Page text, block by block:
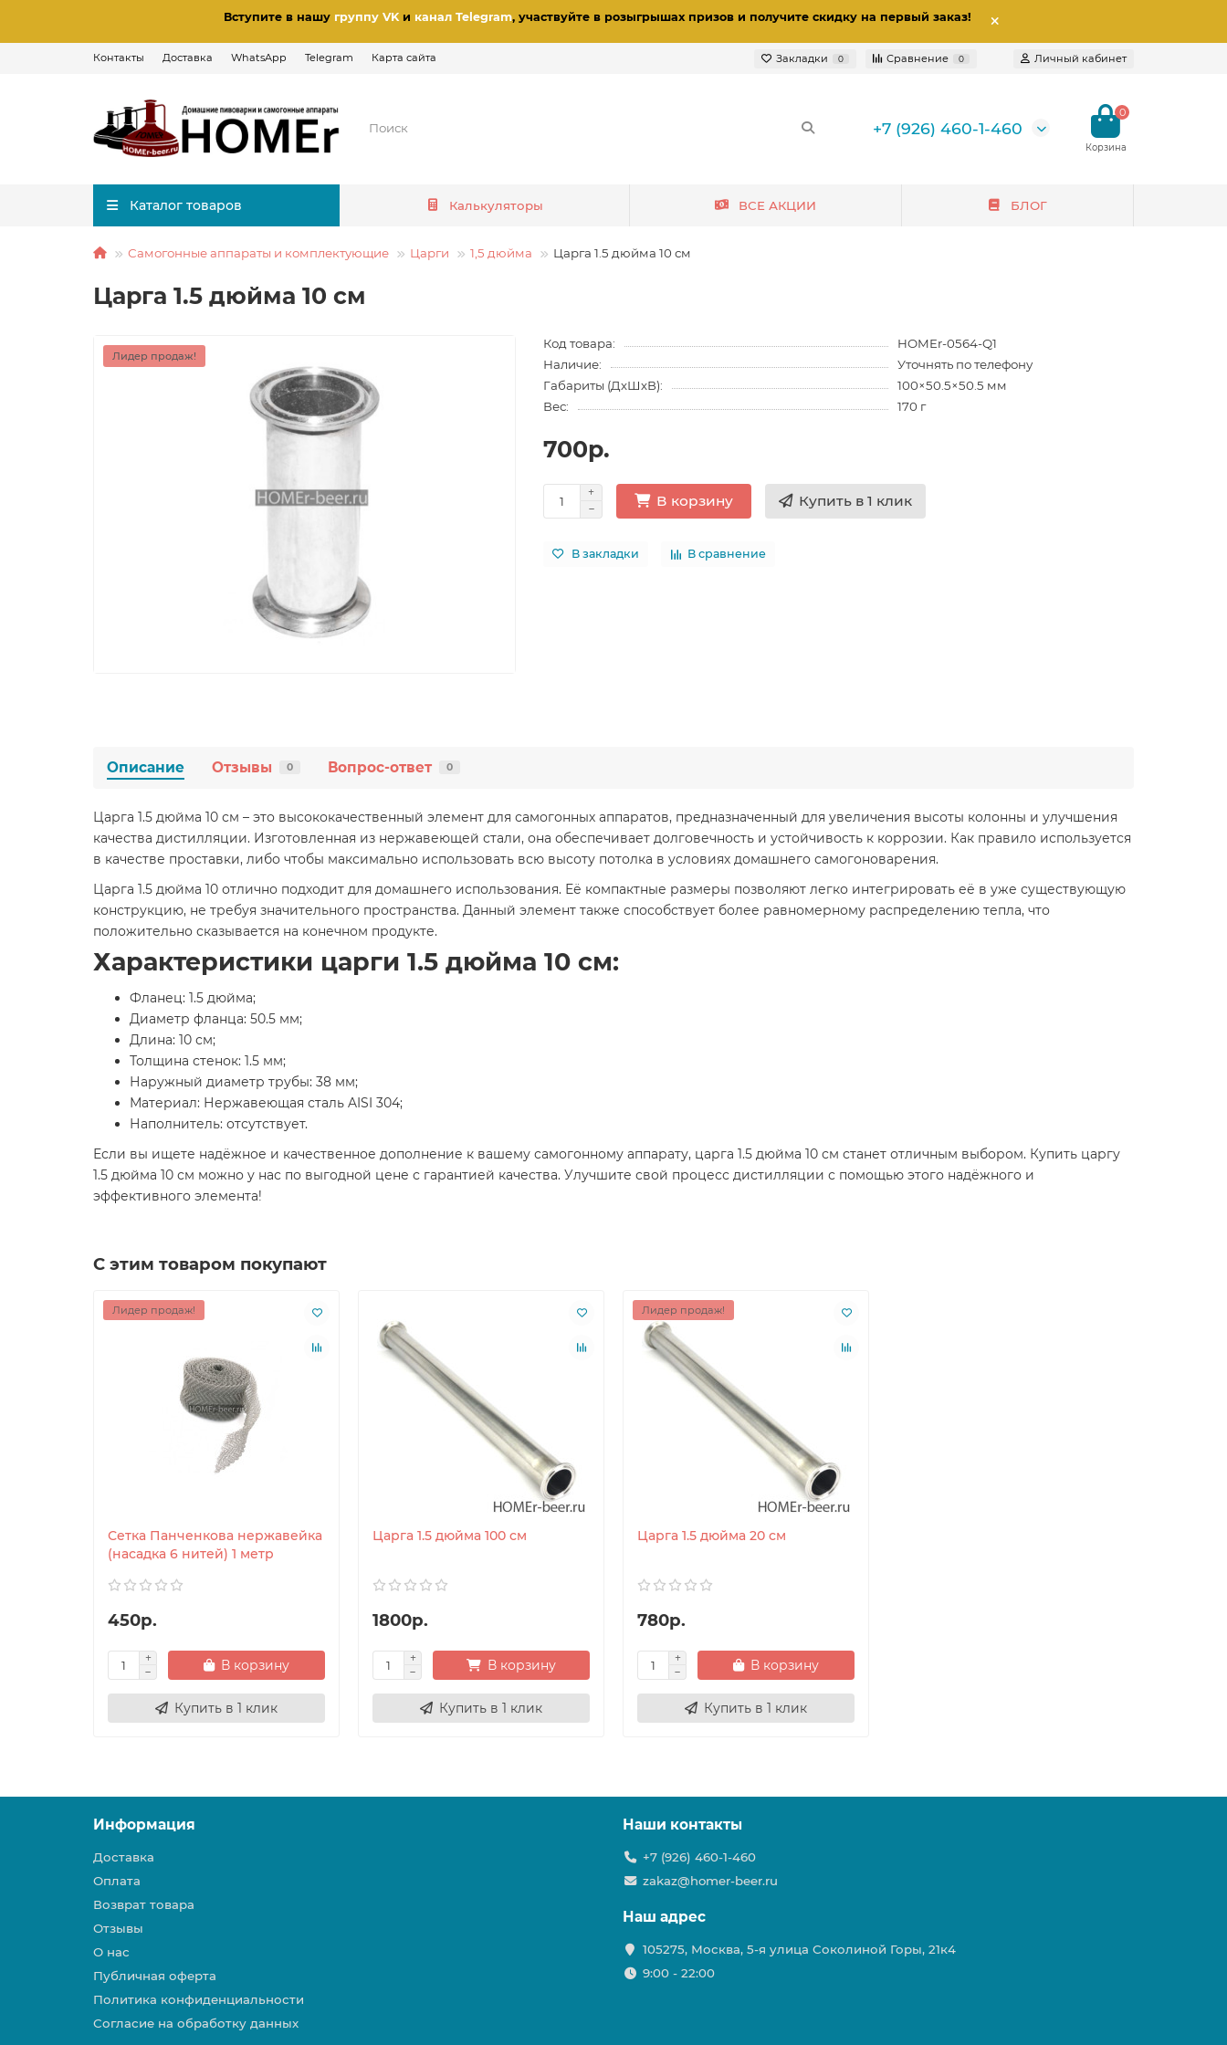
Вступите в нашу группу VKи канал Telegram, участвуйте в розыгрышах призов и получите скидку на первый заказ!
Контакты Доставка WhatsApp Telegram Карта сайта Закладки 0 Сравнение 0 Личный кабинет
+7 (926) 460-1-460
0
Каталог товаров Калькуляторы ВСЕ АКЦИИ БЛОГ
Самогонные аппараты и комплектующие Царги 1,5 дюйма Царга 1.5 дюйма 10 см
Царга 1.5 дюйма 10 см
Лидер продаж!
Код товара:
HOMEr-0564-Q1
Наличие:
Уточнять по телефону
Габариты (ДхШхВ):
100×50.5×50.5 мм
Вес:
170 г
700р.
В корзину Купить в 1 клик
В закладки В сравнение
Описание Отзывы 0 Вопрос-ответ 0
Царга 1.5 дюйма 10 см – это высококачественный элемент для самогонных аппаратов, предназначенный для увеличения высоты колонны и улучшения
качества дистилляции. Изготовленная из нержавеющей стали, она обеспечивает долговечность и устойчивость к коррозии. Как правило используется
в качестве проставки, либо чтобы максимально использовать всю высоту потолка в условиях домашнего самогоноварения.
Царга 1.5 дюйма 10 отлично подходит для домашнего использования. Её компактные размеры позволяют легко интегрировать её в уже существующую
конструкцию, не требуя значительного пространства. Данный элемент также способствует более равномерному распределению тепла, что
положительно сказывается на конечном продукте.
Характеристики царги 1.5 дюйма 10 см:
Фланец: 1.5 дюйма;
Диаметр фланца: 50.5 мм;
Длина: 10 см;
Толщина стенок: 1.5 мм;
Наружный диаметр трубы: 38 мм;
Материал: Нержавеющая сталь AISI 304;
Наполнитель: отсутствует.
Если вы ищете надёжное и качественное дополнение к вашему самогонному аппарату, царга 1.5 дюйма 10 см станет отличным выбором. Купить царгу
1.5 дюйма 10 см можно у нас по выгодной цене с гарантией качества. Улучшите свой процесс дистилляции с помощью этого надёжного и
эффективного элемента!
С этим товаром покупают
Лидер продаж!
Сетка Панченкова нержавейка
(насадка 6 нитей) 1 метр
450р.
В корзину
Купить в 1 клик
Царга 1.5 дюйма 100 см
1800р.
В корзину
Купить в 1 клик
Лидер продаж!
Царга 1.5 дюйма 20 см
780р.
В корзину
Купить в 1 клик
Информация
Доставка
Оплата
Возврат товара
Отзывы
О нас
Публичная оферта
Политика конфиденциальности
Согласие на обработку данных
Наши контакты
+7 (926) 460-1-460
zakaz@homer-beer.ru
Наш адрес
105275, Москва, 5-я улица Соколиной Горы, 21к4
9:00 - 22:00